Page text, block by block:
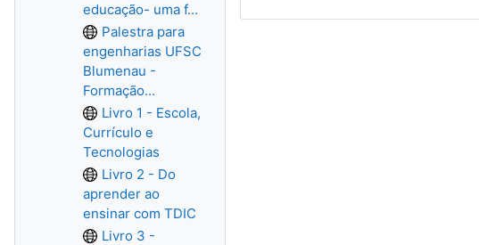
educação- uma f...
Palestra para
engenharias UFSC
Blumenau -
Formação...
Livro 1 - Escola,
Currículo e
Tecnologias
Livro 2 - Do
aprender ao
ensinar com TDIC
Livro 3 -